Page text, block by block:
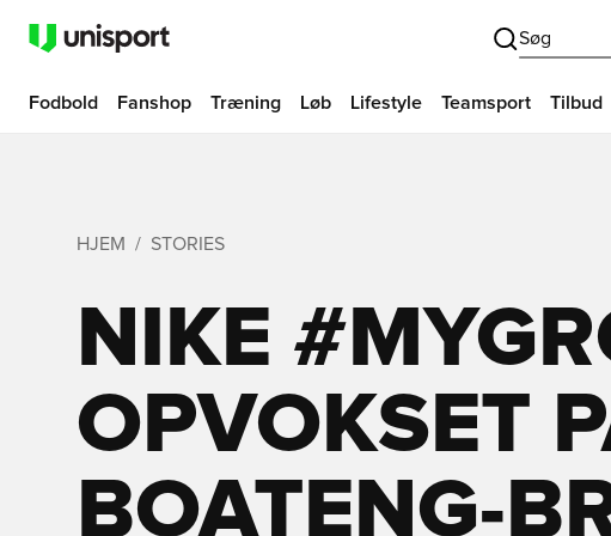
Søg
Fodbold Fanshop Træning Løb Lifestyle Teamsport Tilbud
HJEM STORIES
NIKE
OPVOKSET
BOATENG-